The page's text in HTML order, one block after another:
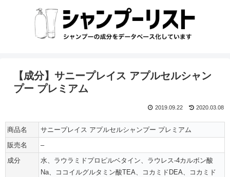
【成分】サニープレイス アプルセルシャン
プー プレミアム
2020.03.08
2019.09.22
商品名
サニープレイス アプルセルシャンプー プレミアム
販売名
–
成分
水、ラウラミドプロピルベタイン、ラウレス-4カルボン酸
Na、ココイルグルタミン酸TEA、コカミドDEA、コカミド